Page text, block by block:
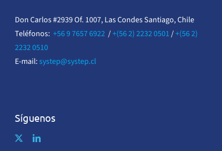
Don Carlos #2939 Of. 1007, Las Condes Santiago, Chile
Teléfonos: +56 9 7657 6922/+(56 2) 2232 0501/+(56 2)
2232 0510
E-mail: systep@systep.cl
Síguenos